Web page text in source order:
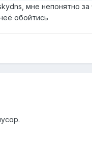
мне непонятно
обойтись